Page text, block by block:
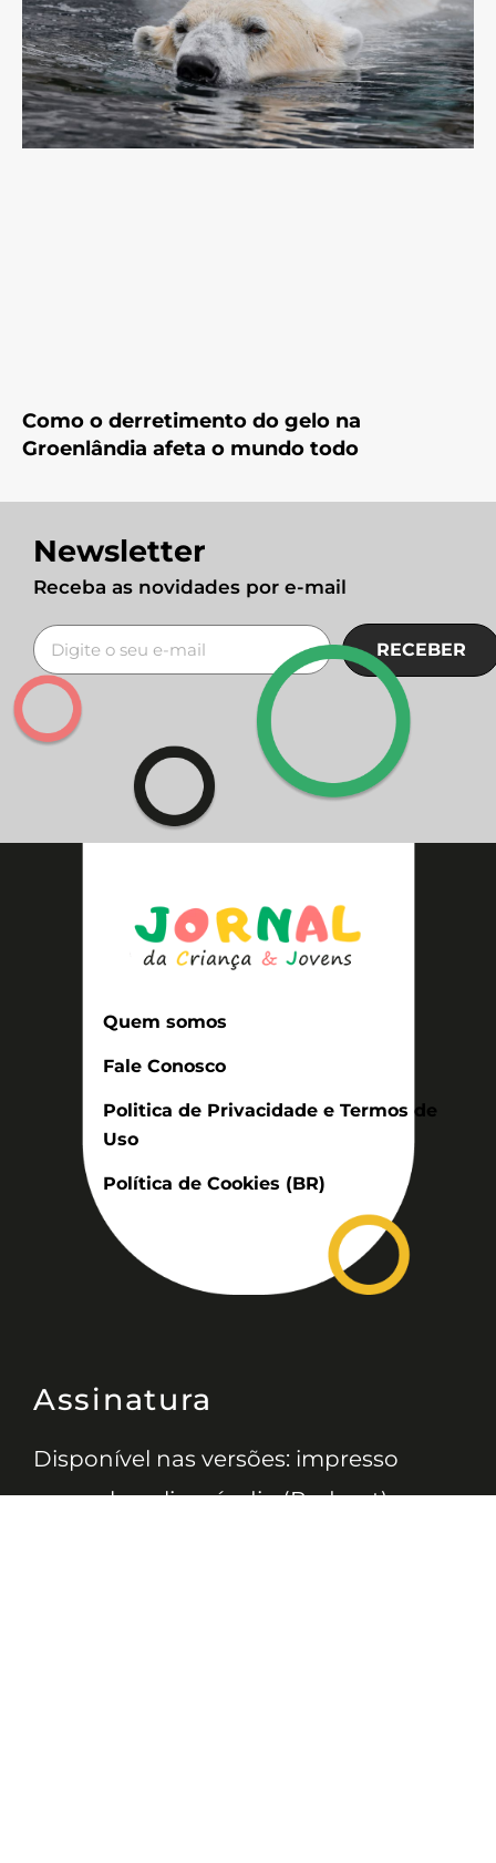
Como o derretimento do gelo na
Groenlândia afeta o mundo todo
Newsletter
Receba as novidades por e-mail
RECEBER
Quem somos
Fale Conosco
Politica de Privacidade e Termos de
Uso
Política de Cookies (BR)
Assinatura
Disponível nas versões: impresso
mensal, on-line, áudio (Podcast) e